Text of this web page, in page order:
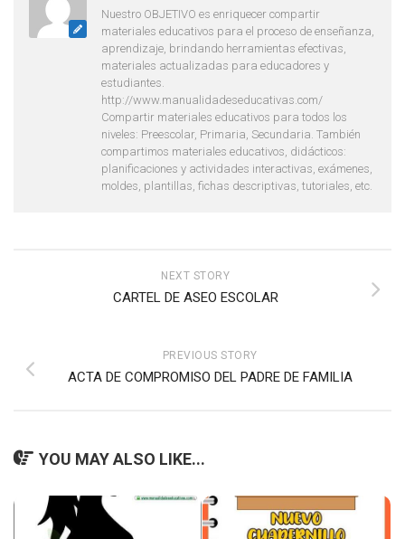
Nuestro OBJETIVO es enriquecer compartir
materiales educativos para el proceso de enseñanza,
aprendizaje, brindando herramientas efectivas,
materiales actualizadas para educadores y
estudiantes.
http://www.manualidadeseducativas.com/
Compartir materiales educativos para todos los
niveles: Preescolar, Primaria, Secundaria. También
compartimos materiales educativos, didácticos:
planificaciones y actividades interactivas, exámenes,
moldes, plantillas, fichas descriptivas, tutoriales, etc.
NEXT STORY
CARTEL DE ASEO ESCOLAR
PREVIOUS STORY
ACTA DE COMPROMISO DEL PADRE DE FAMILIA
YOU MAY ALSO LIKE...